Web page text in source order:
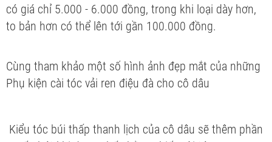
có giá chỉ 5.000 - 6.000 đồng, trong khi loại dày hơn,
to bản hơn có thể lên tới gần 100.000 đồng.
Cùng tham khảo một số hình ảnh đẹp mắt của những
Phụ kiện cài tóc vải ren điệu đà cho cô dâu
Kiểu tóc búi thấp thanh lịch của cô dâu sẽ thêm phần